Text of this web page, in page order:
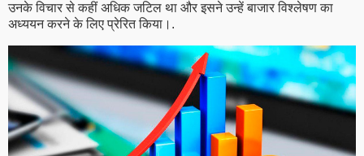
उनके विचार से कहीं अधिक जटिल था और इसने उन्हें बाजार विश्लेषण का
अध्ययन करने के लिए प्रेरित किया।.